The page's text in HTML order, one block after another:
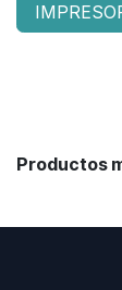
Productos